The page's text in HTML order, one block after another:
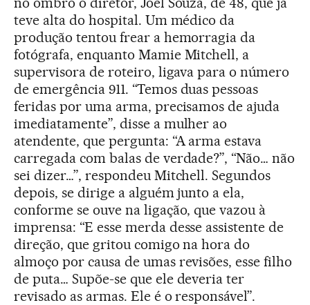
teve alta do hospital. Um médico da
produção tentou frear a hemorragia da
fotógrafa, enquanto Mamie Mitchell, a
supervisora de roteiro, ligava para o número
de emergência 911. “Temos duas pessoas
feridas por uma arma, precisamos de ajuda
imediatamente”, disse a mulher ao
atendente, que pergunta: “A arma estava
carregada com balas de verdade?”, “Não… não
sei dizer…”, respondeu Mitchell. Segundos
depois, se dirige a alguém junto a ela,
conforme se ouve na ligação, que vazou à
imprensa: “E esse merda desse assistente de
direção, que gritou comigo na hora do
almoço por causa de umas revisões, esse filho
de puta… Supõe-se que ele deveria ter
revisado as armas. Ele é o responsável”.